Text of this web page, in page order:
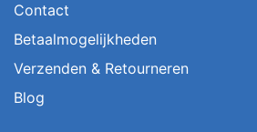
Contact
Betaalmogelijkheden
Verzenden & Retourneren
Blog